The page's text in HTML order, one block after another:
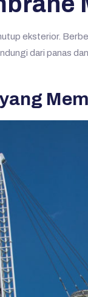
eksterior.
dari panas